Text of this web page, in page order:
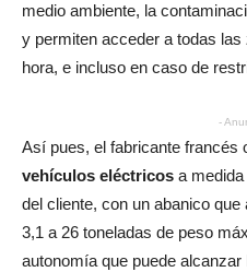
medio ambiente, la
y permiten acceder a todas
hora, e incluso en caso de
-
Así pues, el fabricante francés
vehículos eléctricos a
del cliente, con un abanico
3,1 a 26 toneladas de peso
autonomía que puede